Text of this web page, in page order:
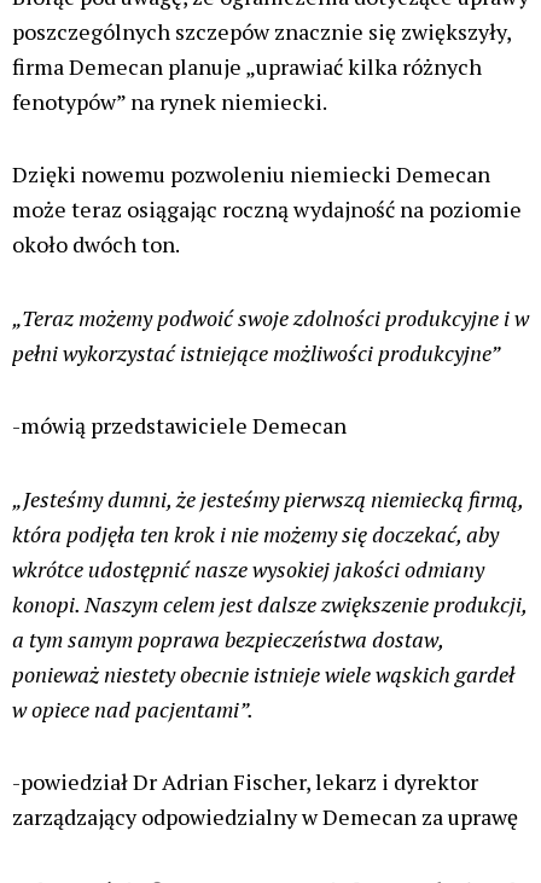
Zostaw komentarz
pola są oznaczone*
Wpisz
Nazwa*
mail*